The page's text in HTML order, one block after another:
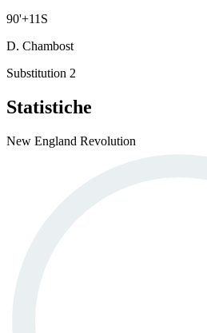
90'+11 S
D. Chambost
Substitution 2
Statistiche
New England Revolution